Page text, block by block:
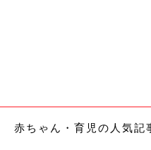
赤ちゃん・育児の人気記